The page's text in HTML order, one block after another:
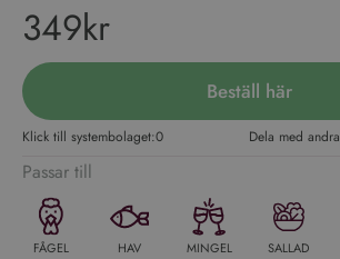
349kr
Beställ här
Klick till systembolaget:0 Dela med andra
Passar till
FÅGEL HAV MINGEL SALLAD